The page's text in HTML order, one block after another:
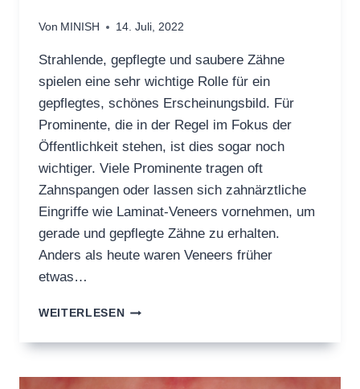
Von MINISH 14. Juli, 2022
Strahlende, gepflegte und saubere Zähne
spielen eine sehr wichtige Rolle für ein
gepflegtes, schönes Erscheinungsbild. Für
Prominente, die in der Regel im Fokus der
Öffentlichkeit stehen, ist dies sogar noch
wichtiger. Viele Prominente tragen oft
Zahnspangen oder lassen sich zahnärztliche
Eingriffe wie Laminat-Veneers vornehmen, um
gerade und gepflegte Zähne zu erhalten.
Anders als heute waren Veneers früher
etwas…
WEITERLESENLÖSUNGEN
SCHLECHTEN